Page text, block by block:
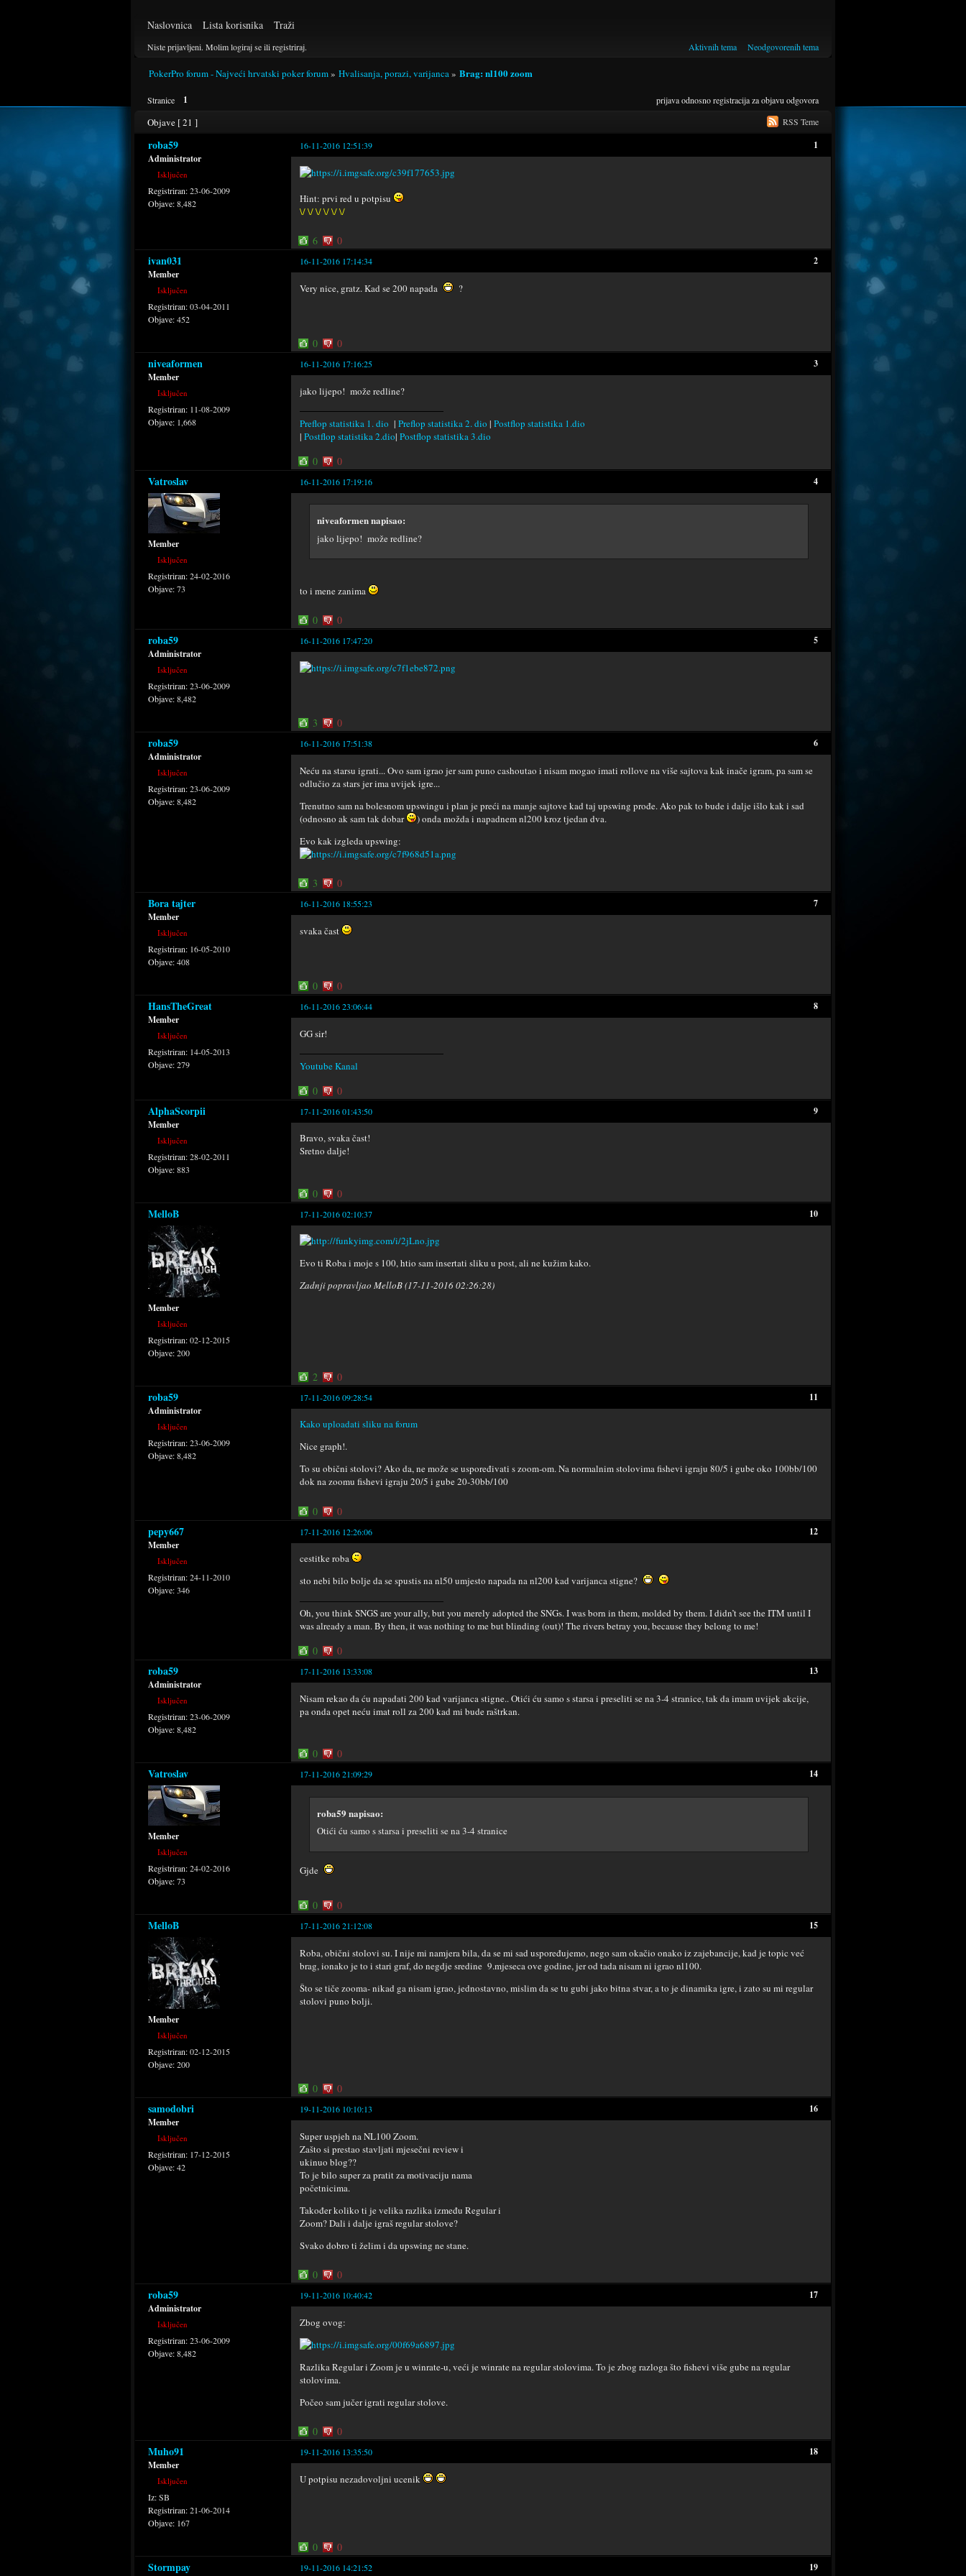
Naslovnica Lista korisnika Traži
Aktivnih tema Neodgovorenih tema
Niste prijavljeni. Molim logiraj se ili registriraj.
PokerPro forum - Najveći hrvatski poker forum» Hvalisanja, porazi, varijanca» Brag: nl100 zoom
Stranice 1 prijavaodnosnoregistracijaza objavu odgovora
RSS Teme
Objave [ 21 ]
1
roba59 16-11-2016 12:51:39
Administrator
Isključen
Registriran:23-06-2009
Objave:8,482
Hint: prvi red u potpisu
\/ \/ \/ \/ \/ \/
6 0
2
ivan031 16-11-2016 17:14:34
Member
Isključen
Registriran:03-04-2011
Objave:452
Very nice, gratz. Kad se 200 napada ?
0 0
3
niveaformen 16-11-2016 17:16:25
Member
Isključen
Registriran: 11-08-2009
Objave: 1,668
jako lijepo! može redline?
Preflop statistika 1. dio | Preflop statistika 2. dio | Postflop statistika 1.dio
| Postflop statistika 2.dio| Postflop statistika 3.dio
0 0
4
Vatroslav 16-11-2016 17:19:16
Member
Isključen
Registriran:24-02-2016
Objave:73
niveaformen napisao:
jako lijepo! može redline?
to i mene zanima
0 0
5
roba59 16-11-2016 17:47:20
Administrator
Isključen
Registriran:23-06-2009
Objave:8,482
3 0
6
roba59 16-11-2016 17:51:38
Administrator
Isključen
Registriran:23-06-2009
Objave:8,482
Neću na starsu igrati... Ovo sam igrao jer sam puno cashoutao i nisam mogao imati rollove na više sajtova kak inače igram, pa sam se
odlučio za stars jer ima uvijek igre...
Trenutno sam na bolesnom upswingu i plan je preći na manje sajtove kad taj upswing prođe. Ako pak to bude i dalje išlo kak i sad
(odnosno ak sam tak dobar
) onda možda i napadnem nl200 kroz tjedan dva.
Evo kak izgleda upswing:
3 0
7
Bora tajter 16-11-2016 18:55:23
Member
Isključen
Registriran: 16-05-2010
Objave:408
svaka čast
0 0
8
HansTheGreat 16-11-2016 23:06:44
Member
Isključen
Registriran: 14-05-2013
Objave:279
GG sir!
Youtube Kanal
0 0
9
AlphaScorpii 17-11-2016 01:43:50
Member
Isključen
Registriran:28-02-2011
Objave:883
Bravo, svaka čast!
Sretno dalje!
0 0
10
MelloB 17-11-2016 02:10:37
Member
Isključen
Registriran:02-12-2015
Objave:200
Evo ti Roba i moje s 100, htio sam insertati sliku u post, ali ne kužim kako.
Zadnji popravljao MelloB (17-11-2016 02:26:28)
2 0
11
roba59 17-11-2016 09:28:54
Administrator
Isključen
Registriran:23-06-2009
Objave:8,482
Kako uploadati sliku na forum
Nice graph!.
To su obični stolovi? Ako da, ne može se uspoređivati s zoom-om. Na normalnim stolovima fishevi igraju 80/5 i gube oko 100bb/100
dok na zoomu fishevi igraju 20/5 i gube 20-30bb/100
0 0
12
pepy667 17-11-2016 12:26:06
Member
Isključen
Registriran:24-11-2010
Objave:346
cestitke roba
sto nebi bilo bolje da se spustis na nl50 umjesto napada na nl200 kad varijanca stigne?
Oh, you think SNGS are your ally, but you merely adopted the SNGs. I was born in them, molded by them. I didn’t see the ITM until I
was already a man. By then, it was nothing to me but blinding (out)! The rivers betray you, because they belong to me!
0 0
13
roba59 17-11-2016 13:33:08
Administrator
Isključen
Registriran:23-06-2009
Objave:8,482
Nisam rekao da ću napadati 200 kad varijanca stigne.. Otići ću samo s starsa i preseliti se na 3-4 stranice, tak da imam uvijek akcije,
pa onda opet neću imat roll za 200 kad mi bude raštrkan.
0 0
14
Vatroslav 17-11-2016 21:09:29
Member
Isključen
Registriran:24-02-2016
Objave:73
roba59 napisao:
Otići ću samo s starsa i preseliti se na 3-4 stranice
Gjde
0 0
15
MelloB 17-11-2016 21:12:08
Member
Isključen
Registriran:02-12-2015
Objave:200
Roba, obični stolovi su. I nije mi namjera bila, da se mi sad uspoređujemo, nego sam okačio onako iz zajebancije, kad je topic već
brag, ionako je to i stari graf, do negdje sredine 9.mjeseca ove godine, jer od tada nisam ni igrao nl100.
Što se tiče zooma- nikad ga nisam igrao, jednostavno, mislim da se tu gubi jako bitna stvar, a to je dinamika igre, i zato su mi regular
stolovi puno bolji.
0 0
16
samodobri 19-11-2016 10:10:13
Member
Isključen
Registriran: 17-12-2015
Objave:42
Super uspjeh na NL100 Zoom.
Zašto si prestao stavljati mjesečni review i
ukinuo blog??
To je bilo super za pratit za motivaciju nama
početnicima.
Također koliko ti je velika razlika između Regular i
Zoom? Dali i dalje igraš regular stolove?
Svako dobro ti želim i da upswing ne stane.
0 0
17
roba59 19-11-2016 10:40:42
Administrator
Isključen
Registriran:23-06-2009
Objave:8,482
Zbog ovog:
Razlika Regular i Zoom je u winrate-u, veći je winrate na regular stolovima. To je zbog razloga što fishevi više gube na regular
stolovima.
Počeo sam jučer igrati regular stolove.
0 0
18
Muho91 19-11-2016 13:35:50
Member
Isključen
Iz:SB
Registriran:21-06-2014
Objave: 167
U potpisu nezadovoljni ucenik
0 0
19
Stormpay 19-11-2016 14:21:52